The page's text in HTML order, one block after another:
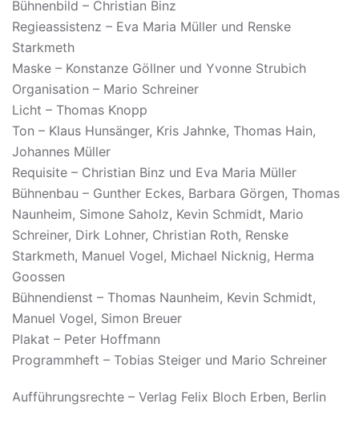
Bühnenbild – Christian Binz
Regieassistenz – Eva Maria Müller und Renske
Starkmeth
Maske – Konstanze Göllner und Yvonne Strubich
Organisation – Mario Schreiner
Licht – Thomas Knopp
Ton – Klaus Hunsänger, Kris Jahnke, Thomas Hain,
Johannes Müller
Requisite – Christian Binz und Eva Maria Müller
Bühnenbau – Gunther Eckes, Barbara Görgen, Thomas
Naunheim, Simone Saholz, Kevin Schmidt, Mario
Schreiner, Dirk Lohner, Christian Roth, Renske
Starkmeth, Manuel Vogel, Michael Nicknig, Herma
Goossen
Bühnendienst – Thomas Naunheim, Kevin Schmidt,
Manuel Vogel, Simon Breuer
Plakat – Peter Hoffmann
Programmheft – Tobias Steiger und Mario Schreiner
Aufführungsrechte – Verlag Felix Bloch Erben, Berlin